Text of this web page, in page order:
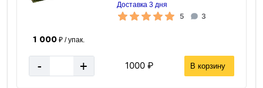
Доставка 3 дня
5 3
1 000₽ / упак.
- + 1000 ₽ В корзину